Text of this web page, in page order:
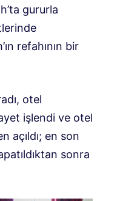
gururla
refahının bir
otel
işlendi ve otel
açıldı; en son
sonra